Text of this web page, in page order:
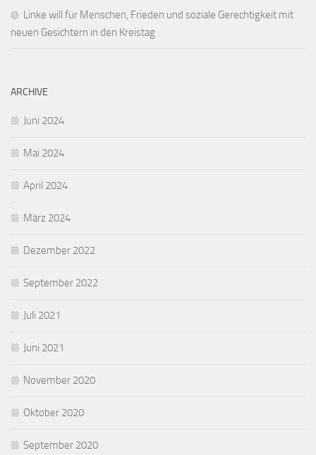
Linke will für Menschen, Frieden und soziale Gerechtigkeit mit
neuen Gesichtern in den Kreistag
ARCHIVE
Juni 2024
Mai 2024
April 2024
März 2024
Dezember 2022
September 2022
Juli 2021
Juni 2021
November 2020
Oktober 2020
September 2020